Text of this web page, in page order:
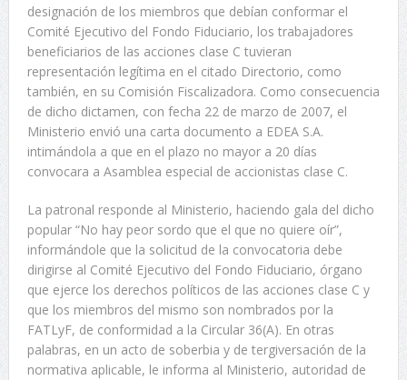
designación de los miembros que debían conformar el
Comité Ejecutivo del Fondo Fiduciario, los trabajadores
beneficiarios de las acciones clase C tuvieran
representación legítima en el citado Directorio, como
también, en su Comisión Fiscalizadora. Como consecuencia
de dicho dictamen, con fecha 22 de marzo de 2007, el
Ministerio envió una carta documento a EDEA S.A.
intimándola a que en el plazo no mayor a 20 días
convocara a Asamblea especial de accionistas clase C.
La patronal responde al Ministerio, haciendo gala del dicho
popular “No hay peor sordo que el que no quiere oír”,
informándole que la solicitud de la convocatoria debe
dirigirse al Comité Ejecutivo del Fondo Fiduciario, órgano
que ejerce los derechos políticos de las acciones clase C y
que los miembros del mismo son nombrados por la
FATLyF, de conformidad a la Circular 36(A). En otras
palabras, en un acto de soberbia y de tergiversación de la
normativa aplicable, le informa al Ministerio, autoridad de